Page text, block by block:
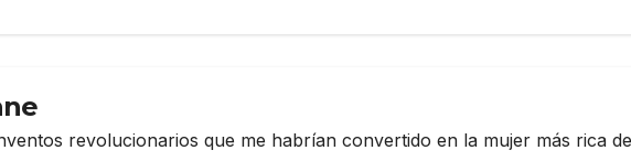
revolucionarios que me habrían convertido en la mujer más rica